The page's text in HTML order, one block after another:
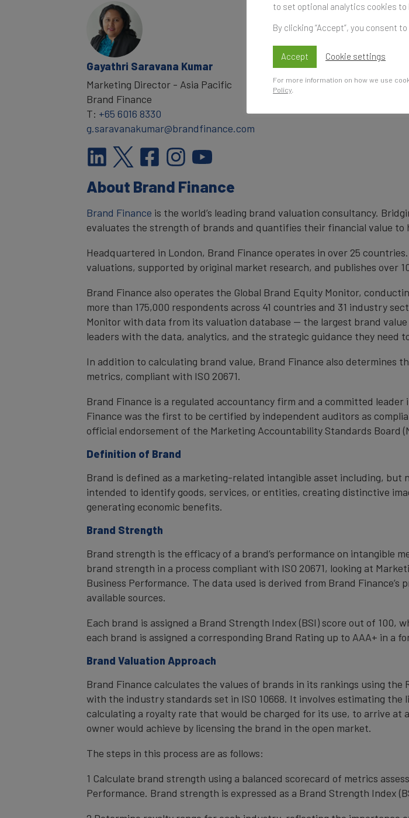
Gayathri Saravana Kumar
Marketing Director - Asia Pacific
Brand Finance
T: +65 6016 8330
g.saravanakumar@brandfinance.com
About Brand Finance
Brand Finance is the world’s leading brand valuation consultancy.
evaluates the strength of brands and quantifies their financial value to
Headquartered in London, Brand Finance operates in over 25
valuations, supported by original market research, and publishes over
Brand Finance also operates the Global Brand Equity Monitor,
more than 175,000 respondents across 41 countries and 31 industry
Monitor with data from its valuation database — the largest brand
leaders with the data, analytics, and the strategic guidance they need
In addition to calculating brand value, Brand Finance also determines
metrics, compliant with ISO 20671.
Brand Finance is a regulated accountancy firm and a committed
Finance was the first to be certified by independent auditors as
official endorsement of the Marketing Accountability Standards Board
Definition of Brand
Brand is defined as a marketing-related intangible asset including, but
intended to identify goods, services, or entities, creating distinctive
generating economic benefits.
Brand Strength
Brand strength is the efficacy of a brand’s performance on intangible
brand strength in a process compliant with ISO 20671, looking at
Business Performance. The data used is derived from Brand
available sources.
Each brand is assigned a Brand Strength Index (BSI) score out of 100,
each brand is assigned a corresponding Brand Rating up to AAA+ in a
Brand Valuation Approach
Brand Finance calculates the values of brands in its rankings using
with the industry standards set in ISO 10668. It involves estimating
calculating a royalty rate that would be charged for its use, to arrive at
owner would achieve by licensing the brand in the open market.
The steps in this process are as follows:
1 Calculate brand strength using a balanced scorecard of metrics
Performance. Brand strength is expressed as a Brand Strength Index
to set optional analytics cookies to
By clicking “Accept”, you consent
Accept Cookie settings
For more information on how we use
Policy.